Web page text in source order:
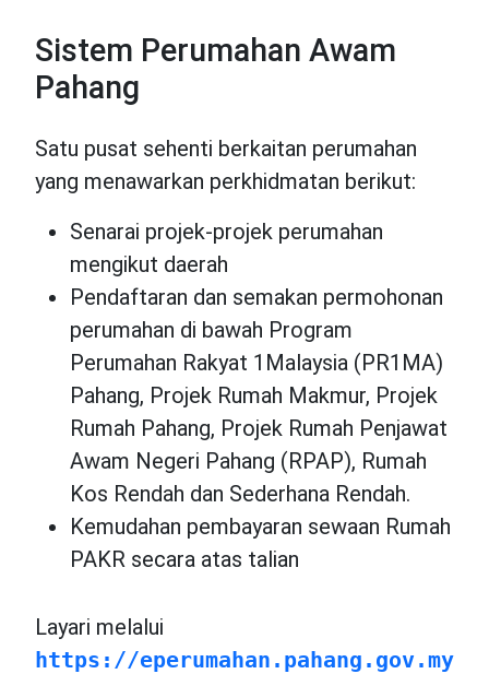
Sistem Perumahan Awam
Pahang
Satu pusat sehenti berkaitan perumahan
yang menawarkan perkhidmatan berikut:
Senarai projek-projek perumahan
mengikut daerah
Pendaftaran dan semakan permohonan
perumahan di bawah Program
Perumahan Rakyat 1Malaysia (PR1MA)
Pahang, Projek Rumah Makmur, Projek
Rumah Pahang, Projek Rumah Penjawat
Awam Negeri Pahang (RPAP), Rumah
Kos Rendah dan Sederhana Rendah.
Kemudahan pembayaran sewaan Rumah
PAKR secara atas talian
Layari melalui
https://eperumahan.pahang.gov.my